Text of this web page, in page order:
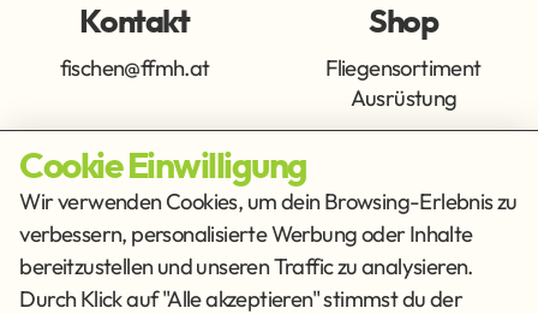
Kontakt
fischen@ffmh.at
Shop
Fliegensortiment
Ausrüstung
Info
Impressum
Datenschutz
AGB
Get Social
Cookie Einwilligung
Wir verwenden Cookies, um dein Browsing-Erlebnis zu
verbessern, personalisierte Werbung oder Inhalte
bereitzustellen und unseren Traffic zu analysieren.
Durch Klick auf "Alle akzeptieren" stimmst du der